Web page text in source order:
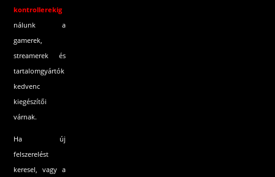
kontrollerekig
nálunk a
gamerek,
streamerek és
tartalomgyártók
kedvenc
kiegészítői
várnak.
Ha új
felszerelést
keresel, vagy a